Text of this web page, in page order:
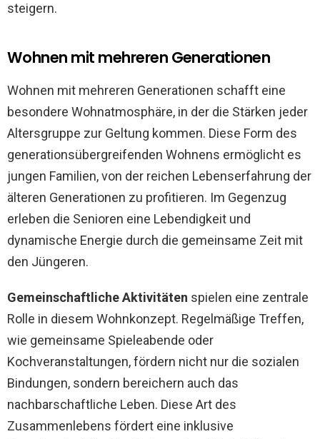
steigern.
Wohnen mit mehreren Generationen
Wohnen mit mehreren Generationen schafft eine
besondere Wohnatmosphäre, in der die Stärken jeder
Altersgruppe zur Geltung kommen. Diese Form des
generationsübergreifenden Wohnens ermöglicht es
jungen Familien, von der reichen Lebenserfahrung der
älteren Generationen zu profitieren. Im Gegenzug
erleben die Senioren eine Lebendigkeit und
dynamische Energie durch die gemeinsame Zeit mit
den Jüngeren.
Gemeinschaftliche Aktivitäten spielen eine zentrale
Rolle in diesem Wohnkonzept. Regelmäßige Treffen,
wie gemeinsame Spieleabende oder
Kochveranstaltungen, fördern nicht nur die sozialen
Bindungen, sondern bereichern auch das
nachbarschaftliche Leben. Diese Art des
Zusammenlebens fördert eine inklusive